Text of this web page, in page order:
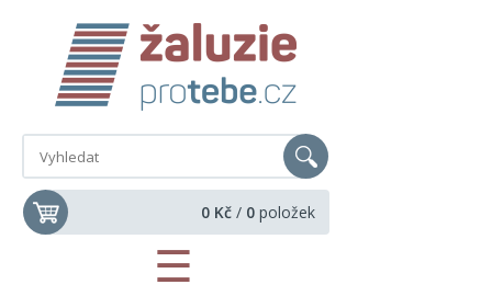
0 Kč / 0 položek
☰